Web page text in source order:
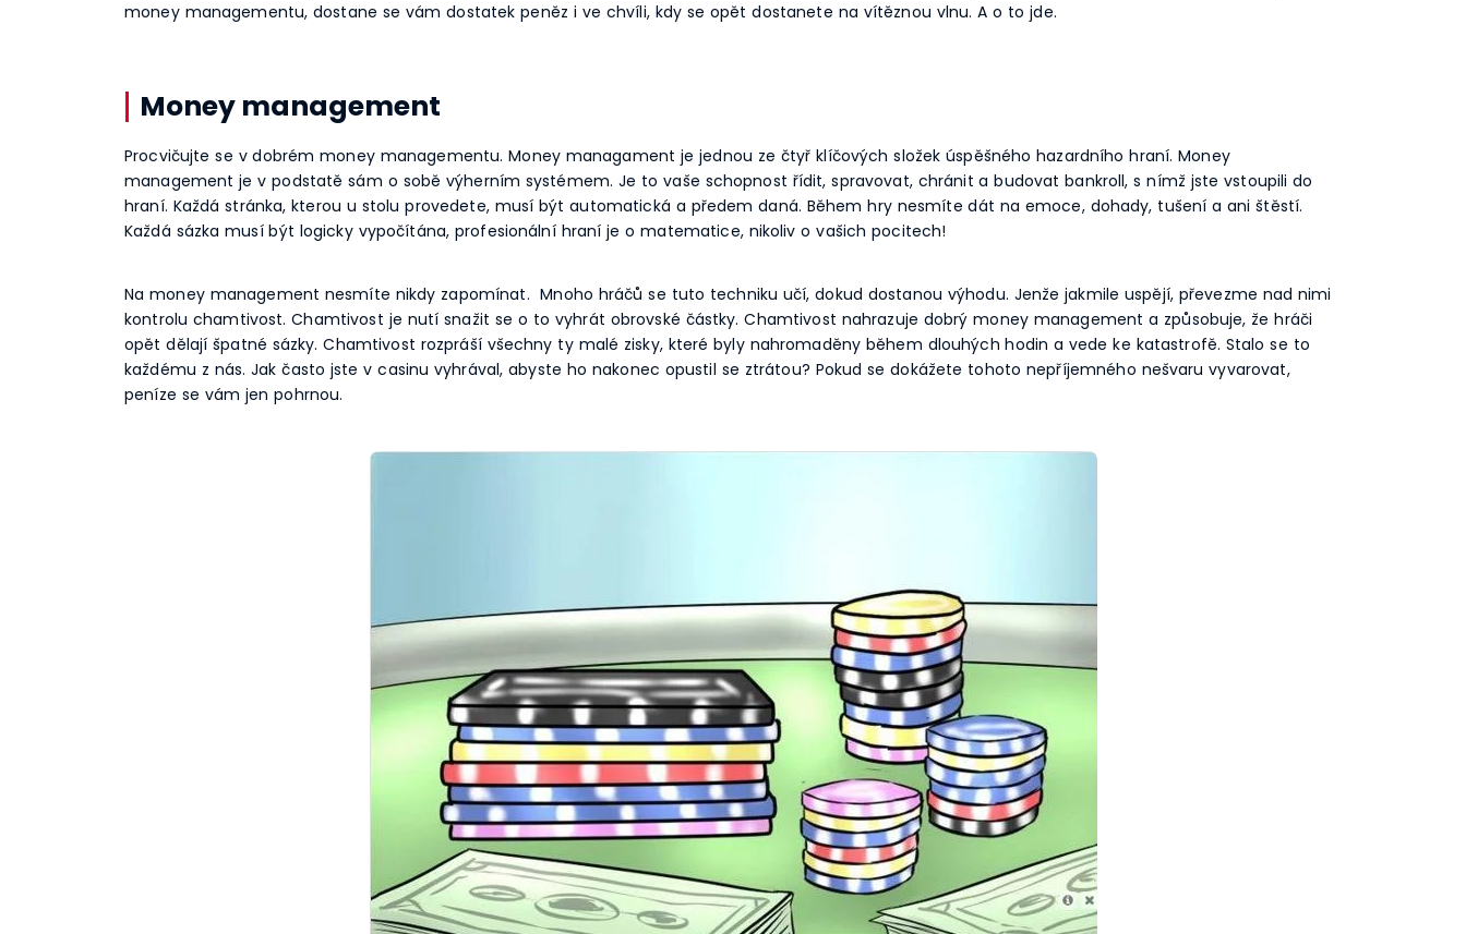
money managementu, dostane se vám dostatek peněz i ve chvíli, kdy se opět dostanete na vítěznou vlnu. A o to jde.
Money management
Procvičujte se v dobrém money managementu. Money managament je jednou ze čtyř klíčových složek úspěšného hazardního hraní. Money
management je v podstatě sám o sobě výherním systémem. Je to vaše schopnost řídit, spravovat, chránit a budovat bankroll, s nímž jste vstoupili do
hraní. Každá stránka, kterou u stolu provedete, musí být automatická a předem daná. Během hry nesmíte dát na emoce, dohady, tušení a ani štěstí.
Každá sázka musí být logicky vypočítána, profesionální hraní je o matematice, nikoliv o vašich pocitech!
Na money management nesmíte nikdy zapomínat. Mnoho hráčů se tuto techniku učí, dokud dostanou výhodu. Jenže jakmile uspějí, převezme nad nimi
kontrolu chamtivost. Chamtivost je nutí snažit se o to vyhrát obrovské částky. Chamtivost nahrazuje dobrý money management a způsobuje, že hráči
opět dělají špatné sázky. Chamtivost rozpráší všechny ty malé zisky, které byly nahromaděny během dlouhých hodin a vede ke katastrofě. Stalo se to
každému z nás. Jak často jste v casinu vyhrával, abyste ho nakonec opustil se ztrátou? Pokud se dokážete tohoto nepříjemného nešvaru vyvarovat,
peníze se vám jen pohrnou.